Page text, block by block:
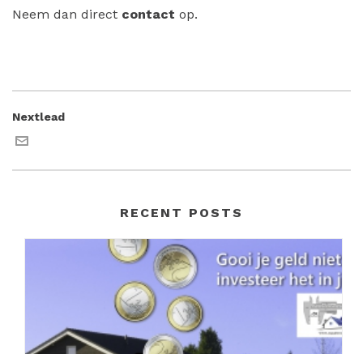
Neem dan direct contact op.
Nextlead
RECENT POSTS